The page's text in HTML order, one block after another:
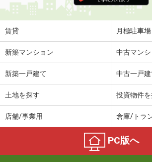
賃貸 月極駐車場
新築マンション 中古マン
新築一戸建て 中古一戸建
土地を探す 投資物件
店舗/事業用 倉庫/トラ
PC版へ